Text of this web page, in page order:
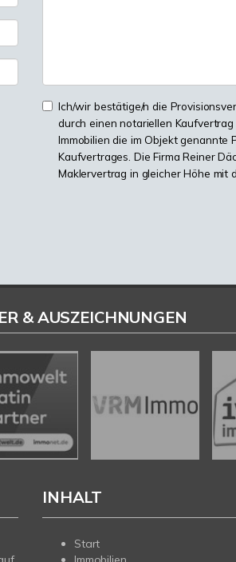
Ich/wir bestätige/n die
durch einen notariellen
Immobilien die im Objekt genannte
Kaufvertrages. Die Firma Reiner
Maklervertrag in gleicher Höhe mit
& AUSZEICHNUNGEN
INHALT
Start